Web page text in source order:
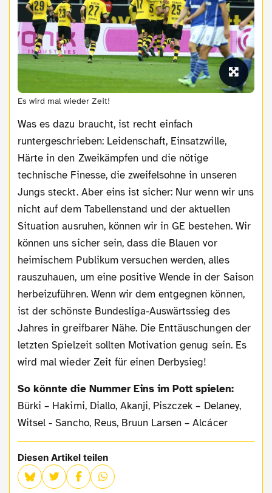
Es wird mal wieder Zeit!
Was es dazu braucht, ist recht einfach
runtergeschrieben: Leidenschaft, Einsatzwille,
Härte in den Zweikämpfen und die nötige
technische Finesse, die zweifelsohne in unseren
Jungs steckt. Aber eins ist sicher: Nur wenn wir uns
nicht auf dem Tabellenstand und der aktuellen
Situation ausruhen, können wir in GE bestehen. Wir
können uns sicher sein, dass die Blauen vor
heimischem Publikum versuchen werden, alles
rauszuhauen, um eine positive Wende in der Saison
herbeizuführen. Wenn wir dem entgegnen können,
ist der schönste Bundesliga-Auswärtssieg des
Jahres in greifbarer Nähe. Die Enttäuschungen der
letzten Spielzeit sollten Motivation genug sein. Es
wird mal wieder Zeit für einen Derbysieg!
So könnte die Nummer Eins im Pott spielen:
Bürki – Hakimi, Diallo, Akanji, Piszczek – Delaney,
Witsel - Sancho, Reus, Bruun Larsen – Alcácer
Diesen Artikel teilen